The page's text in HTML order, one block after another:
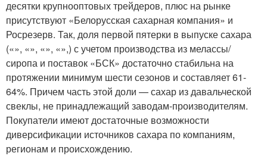
десятки крупнооптовых трейдеров, плюс на рынке
присутствуют «Белорусская сахарная компания» и
Росрезерв. Так, доля первой пятерки в выпуске сахара
(«», «», «», «»,) с учетом производства из мелассы/
сиропа и поставок «БСК» достаточно стабильна на
протяжении минимум шести сезонов и составляет 61-
64%. Причем часть этой доли — сахар из давальческой
свеклы, не принадлежащий заводам-производителям.
Покупатели имеют достаточные возможности
диверсификации источников сахара по компаниям,
регионам и происхождению.